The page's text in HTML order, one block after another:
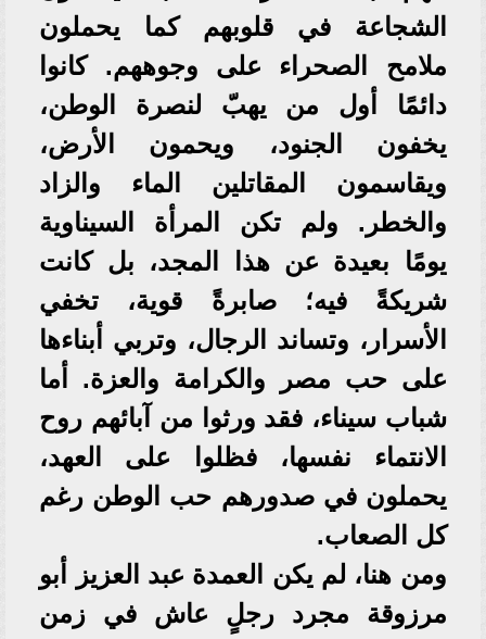
الشجاعة في قلوبهم كما يحملون
ملامح الصحراء على وجوههم. كانوا
دائمًا أول من يهبّ لنصرة الوطن،
يخفون الجنود، ويحمون الأرض،
ويقاسمون المقاتلين الماء والزاد
والخطر. ولم تكن المرأة السيناوية
يومًا بعيدة عن هذا المجد، بل كانت
شريكةً فيه؛ صابرةً قوية، تخفي
الأسرار، وتساند الرجال، وتربي أبناءها
على حب مصر والكرامة والعزة. أما
شباب سيناء، فقد ورثوا من آبائهم روح
الانتماء نفسها، فظلوا على العهد،
يحملون في صدورهم حب الوطن رغم
كل الصعاب.
ومن هنا، لم يكن العمدة عبد العزيز أبو
مرزوقة مجرد رجلٍ عاش في زمن